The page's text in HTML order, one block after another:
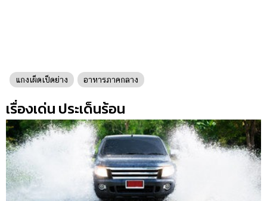
แกงเผ็ดเป็ดย่าง อาหารภาคกลาง
เรื่องเด่น ประเด็นร้อน